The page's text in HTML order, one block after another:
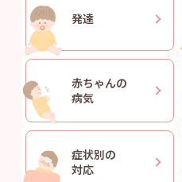
発達
赤ちゃんの
病気
症状別の
対応